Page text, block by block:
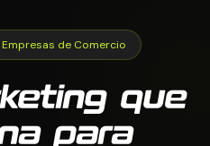
de Comercio
que
para